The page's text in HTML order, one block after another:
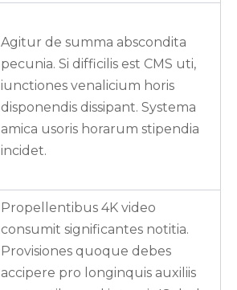
Agitur de summa abscondita
pecunia. Si difficilis est CMS uti,
iunctiones venalicium horis
disponendis dissipant. Systema
amica usoris horarum stipendia
incidet.
Propellentibus 4K video
consumit significantes notitia.
Provisiones quoque debes
accipere pro longinquis auxiliis